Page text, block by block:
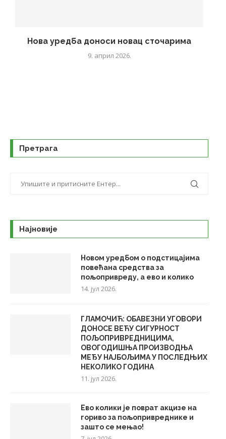
Нова уредба доноси новац сточарима
9. април 2026.
Претрага
Најновије
Новом уредбом о подстицајима
повећана средства за
пољопривреду, а ево и колико
14. јул 2026.
ГЛАМОЧИЋ: ОБАВЕЗНИ УГОВОРИ
ДОНОСЕ ВЕЋУ СИГУРНОСТ
ПОЉОПРИВРЕДНИЦИМА,
ОВОГОДИШЊА ПРОИЗВОДЊА
МЕЂУ НАЈБОЉИМА У ПОСЛЕДЊИХ
НЕКОЛИКО ГОДИНА
11. јул 2026.
Ево колики је поврат акцизе на
гориво за пољопривреднике и
зашто се мењао!